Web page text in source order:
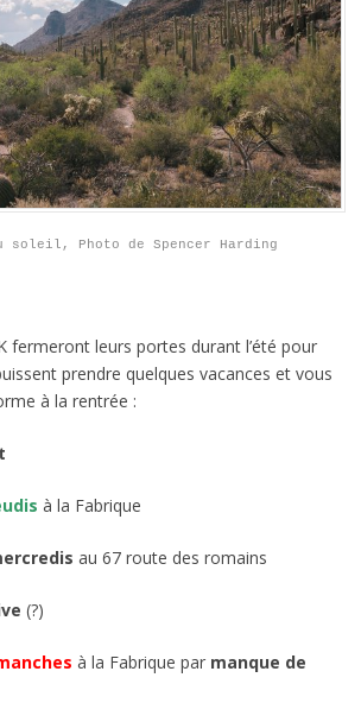
soleil, Photo de Spencer Harding
fermeront leurs portes durant l’été pour
prendre quelques vacances et vous
à la rentrée :
à la Fabrique
au 67 route des romains
(?)
à la Fabrique par manque de